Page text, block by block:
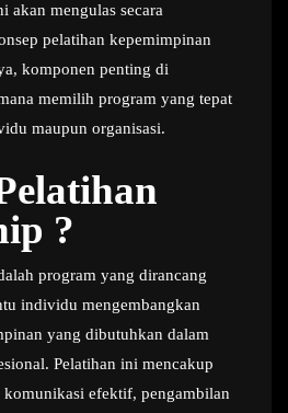
akan mengulas secara
pelatihan kepemimpinan
komponen penting di
memilih program yang tepat
maupun organisasi.
?
program yang dirancang
individu mengembangkan
yang dibutuhkan dalam
Pelatihan ini mencakup
komunikasi efektif, pengambilan